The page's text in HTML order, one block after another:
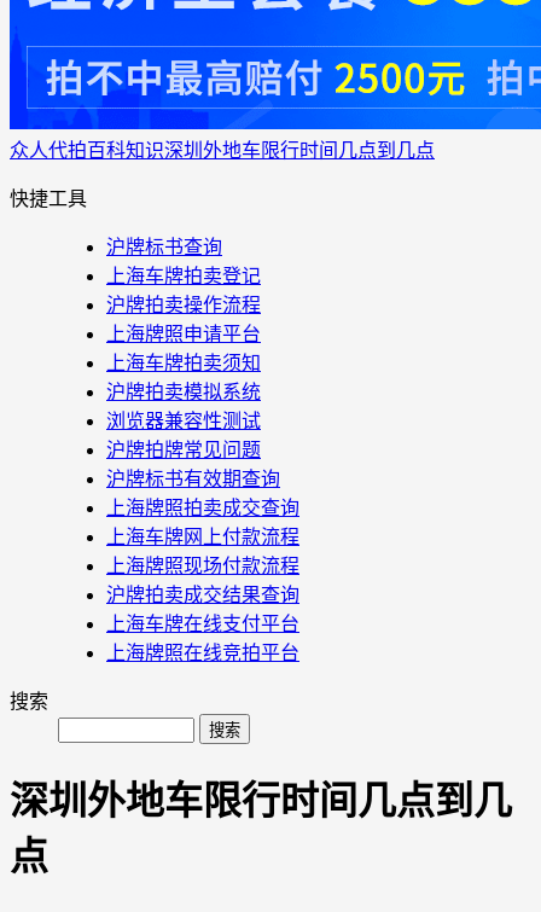
众人代拍百科知识深圳外地车限行时间几点到几点
快捷工具
沪牌标书查询
上海车牌拍卖登记
沪牌拍卖操作流程
上海牌照申请平台
上海车牌拍卖须知
沪牌拍卖模拟系统
浏览器兼容性测试
沪牌拍牌常见问题
沪牌标书有效期查询
上海牌照拍卖成交查询
上海车牌网上付款流程
上海牌照现场付款流程
沪牌拍卖成交结果查询
上海车牌在线支付平台
上海牌照在线竞拍平台
搜索
深圳外地车限行时间几点到几
点